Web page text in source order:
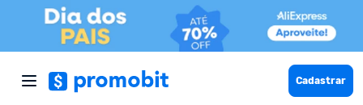
Cadastrar